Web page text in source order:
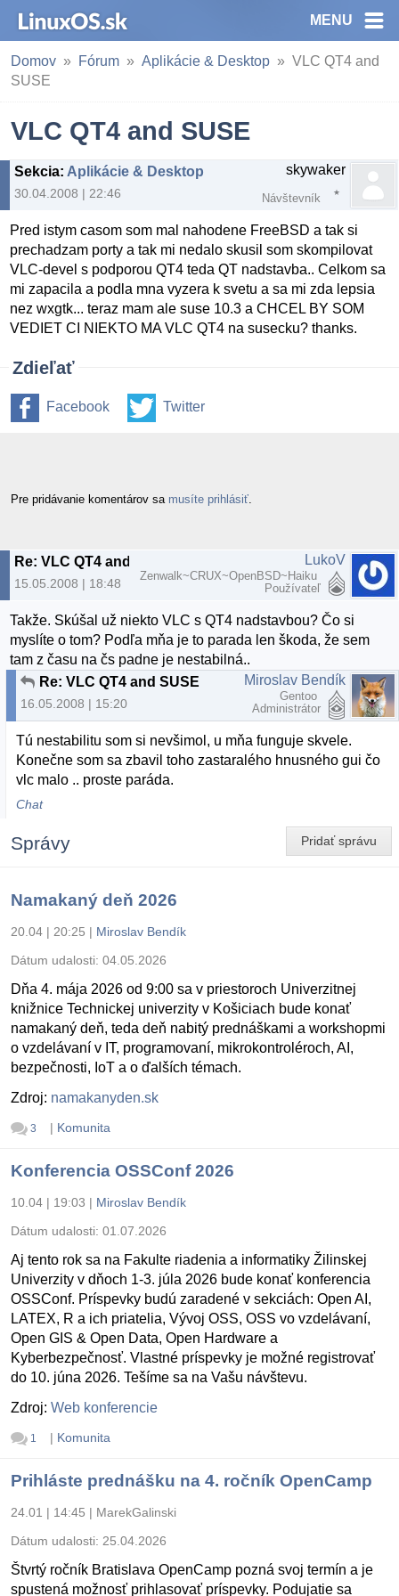
MENU
Domov Fórum Aplikácie & Desktop
VLC QT4 and
SUSE
VLC QT4 and SUSE
Sekcia: Aplikácie & Desktop
30.04.2008 | 22:46
skywaker
Návštevník
Pred istym casom som mal nahodene FreeBSD a tak si
prechadzam porty a tak mi nedalo skusil som skompilovat
VLC-devel s podporou QT4 teda QT nadstavba.. Celkom sa
mi zapacila a podla mna vyzera k svetu a sa mi zda lepsia
nez wxgtk... teraz mam ale suse 10.3 a CHCEL BY SOM
VEDIET CI NIEKTO MA VLC QT4 na susecku? thanks.
Zdieľať
Facebook Twitter
Pre pridávanie komentárov sa musíte prihlásiť
Re: VLC QT4 and SUSE
15.05.2008 | 18:48
LukoV
Zenwalk~CRUX~OpenBSD~Haiku
Používateľ
Takže. Skúšal už niekto VLC s QT4 nadstavbou? Čo si
myslíte o tom? Podľa mňa je to parada len škoda, že sem
tam z času na čs padne je nestabilná..
Re: VLC QT4 and SUSE
16.05.2008 | 15:20
Miroslav Bendík
Gentoo
Administrátor
Tú nestabilitu som si nevšimol, u mňa funguje skvele.
Konečne som sa zbavil toho zastaralého hnusného gui čo
vlc malo .. proste paráda.
Chat
Pridať správu
Správy
Namakaný deň 2026
20.04 | 20:25 | Miroslav Bendík
Dátum udalosti: 04.05.2026
Dňa 4. mája 2026 od 9:00 sa v priestoroch Univerzitnej
knižnice Technickej univerzity v Košiciach bude konať
namakaný deň, teda deň nabitý prednáškami a workshopmi
o vzdelávaní v IT, programovaní, mikrokontroléroch, AI,
bezpečnosti, IoT a o ďalších témach.
Zdroj: namakanyden.sk
3 | Komunita
Konferencia OSSConf 2026
10.04 | 19:03 | Miroslav Bendík
Dátum udalosti: 01.07.2026
Aj tento rok sa na Fakulte riadenia a informatiky Žilinskej
Univerzity v dňoch 1-3. júla 2026 bude konať konferencia
OSSConf. Príspevky budú zaradené v sekciách: Open AI,
LATEX, R a ich priatelia, Vývoj OSS, OSS vo vzdelávaní,
Open GIS & Open Data, Open Hardware a
Kyberbezpečnosť. Vlastné príspevky je možné registrovať
do 10. júna 2026. Tešíme sa na Vašu návštevu.
Zdroj: Web konferencie
1 | Komunita
Prihláste prednášku na 4. ročník OpenCamp
24.01 | 14:45 | MarekGalinski
Dátum udalosti: 25.04.2026
Štvrtý ročník Bratislava OpenCamp pozná svoj termín a je
spustená možnosť prihlasovať príspevky. Podujatie sa